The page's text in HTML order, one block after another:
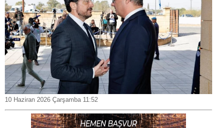
10 Haziran 2026 Çarşamba 11:52